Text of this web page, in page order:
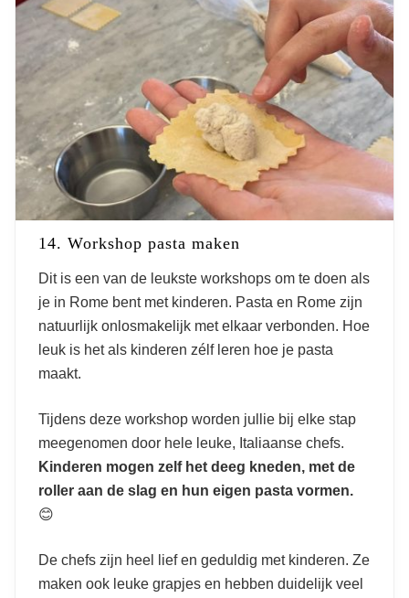
14. Workshop pasta maken
Dit is een van de leukste workshops om te doen als
je in Rome bent met kinderen. Pasta en Rome zijn
natuurlijk onlosmakelijk met elkaar verbonden. Hoe
leuk is het als kinderen zélf leren hoe je pasta
maakt.
Tijdens deze workshop worden jullie bij elke stap
meegenomen door hele leuke, Italiaanse chefs.
Kinderen mogen zelf het deeg kneden, met de
roller aan de slag en hun eigen pasta vormen.
😊
De chefs zijn heel lief en geduldig met kinderen. Ze
maken ook leuke grapjes en hebben duidelijk veel